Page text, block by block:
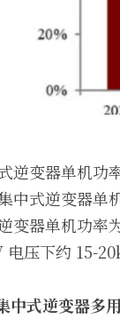
逆变器单机功
中式逆变器单
变器单机功率
电压下约 15-
中式逆变器多用